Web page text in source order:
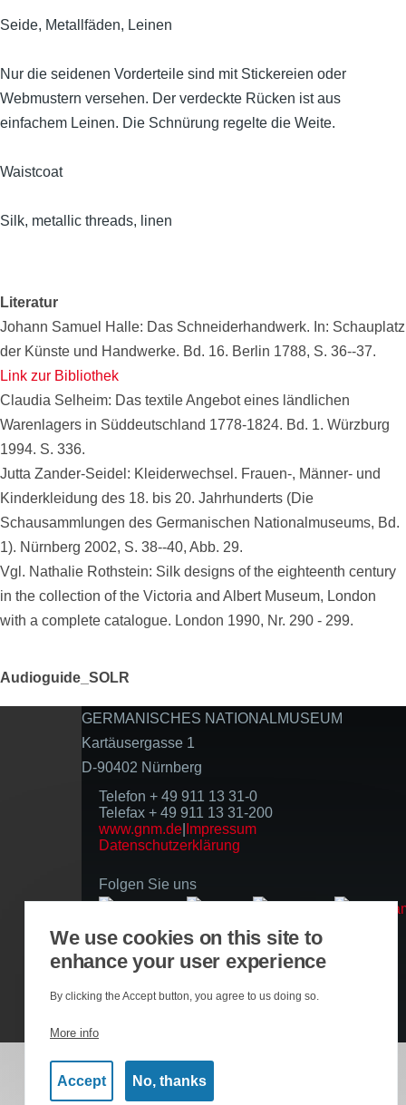
Seide, Metallfäden, Leinen
Nur die seidenen Vorderteile sind mit Stickereien oder
Webmustern versehen. Der verdeckte Rücken ist aus
einfachem Leinen. Die Schnürung regelte die Weite.
Waistcoat
Silk, metallic threads, linen
Literatur
Johann Samuel Halle: Das Schneiderhandwerk. In: Schauplatz
der Künste und Handwerke. Bd. 16. Berlin 1788, S. 36--37.
Link zur Bibliothek
Claudia Selheim: Das textile Angebot eines ländlichen
Warenlagers in Süddeutschland 1778-1824. Bd. 1. Würzburg
1994. S. 336.
Jutta Zander-Seidel: Kleiderwechsel. Frauen-, Männer- und
Kinderkleidung des 18. bis 20. Jahrhunderts (Die
Schausammlungen des Germanischen Nationalmuseums, Bd.
1). Nürnberg 2002, S. 38--40, Abb. 29.
Vgl. Nathalie Rothstein: Silk designs of the eighteenth century
in the collection of the Victoria and Albert Museum, London
with a complete catalogue. London 1990, Nr. 290 - 299.
Audioguide_SOLR
GERMANISCHES NATIONALMUSEUM
Kartäusergasse 1
D-90402 Nürnberg
Telefon + 49 911 13 31-0
Telefax + 49 911 13 31-200
www.gnm.de Impressum
Datenschutzerklärung
Folgen Sie uns
Basierend auf der Infrastruktur
We use cookies on this site to
enhance your user experience
By clicking the Accept button, you agree to us doing so.
More info
Accept No, thanks